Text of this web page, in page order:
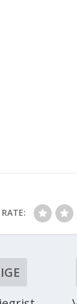
RATE: